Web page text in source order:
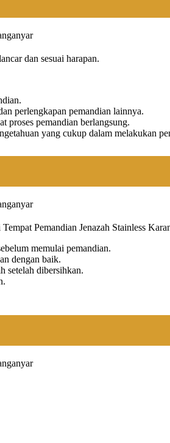
dan sesuai harapan.
perlengkapan pemandian lainnya.
proses pemandian berlangsung.
yang cukup dalam melakukan
Pemandian Jenazah Stainless
memulai pemandian.
dengan baik.
setelah dibersihkan.